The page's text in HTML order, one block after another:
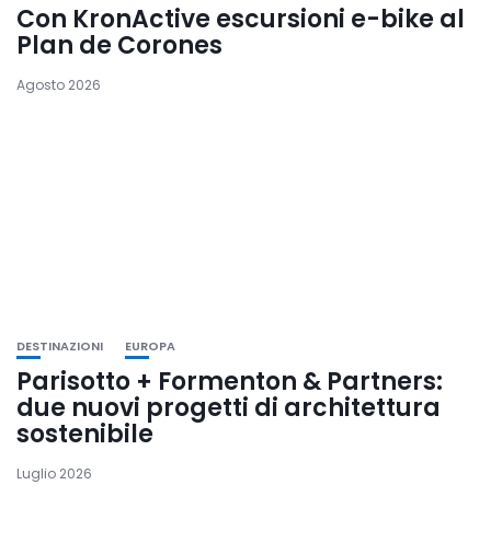
Con KronActive escursioni e-bike al
Plan de Corones
Agosto 2026
DESTINAZIONI EUROPA
Parisotto + Formenton & Partners:
due nuovi progetti di architettura
sostenibile
Luglio 2026